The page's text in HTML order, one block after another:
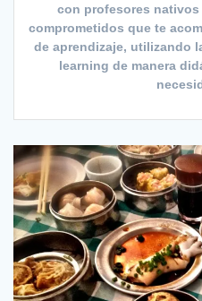
con profesores
comprometidos que te
de aprendizaje, utilizando
learning de manera